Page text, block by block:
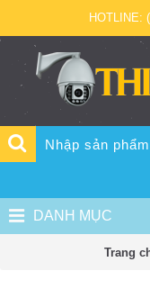
HOTLINE:
DANH MỤC
Trang